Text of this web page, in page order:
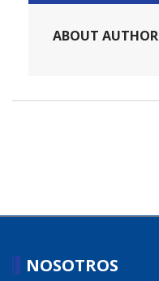
ABOUT AUTHOR
NOSOTROS